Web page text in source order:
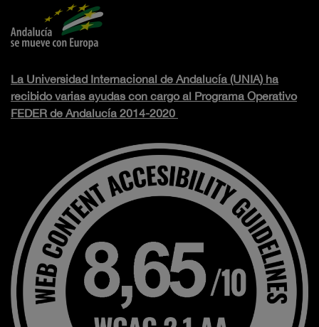
La Universidad Internacional de Andalucía (UNIA) ha
recibido varias ayudas con cargo al Programa Operativo
FEDER de Andalucía 2014-2020